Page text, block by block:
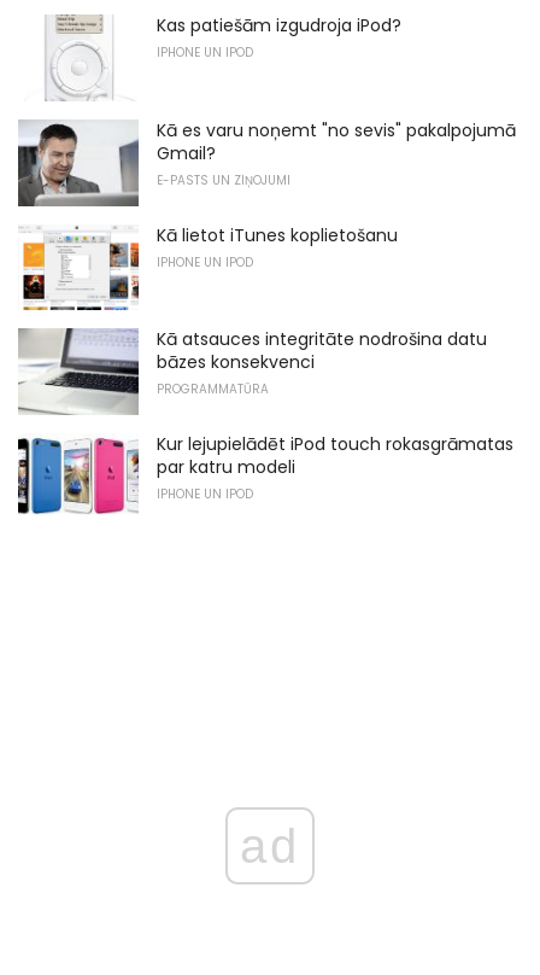
Kas patiešām izgudroja iPod?
IPHONE UN IPOD
Kā es varu noņemt "no sevis" pakalpojumā
Gmail?
E-PASTS UN ZIŅOJUMI
Kā lietot iTunes koplietošanu
IPHONE UN IPOD
Kā atsauces integritāte nodrošina datu
bāzes konsekvenci
PROGRAMMATŪRA
Kur lejupielādēt iPod touch rokasgrāmatas
par katru modeli
IPHONE UN IPOD
ad